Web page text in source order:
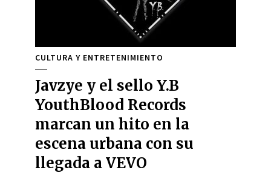
CULTURA Y ENTRETENIMIENTO
Javzye y el sello Y.B
YouthBlood Records
marcan un hito en la
escena urbana con su
llegada a VEVO